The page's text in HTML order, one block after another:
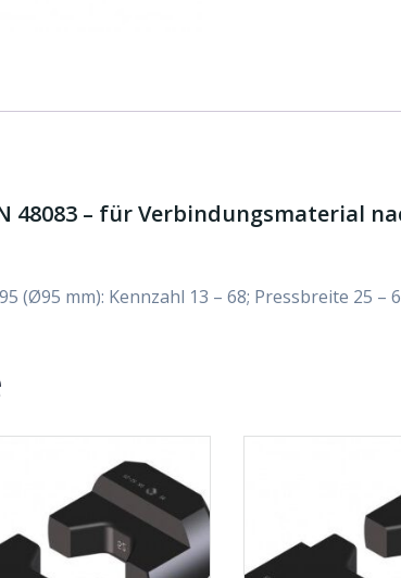
48083 – für Verbindungsmaterial
mm): Kennzahl 13 – 68; Pressbreite 25 –